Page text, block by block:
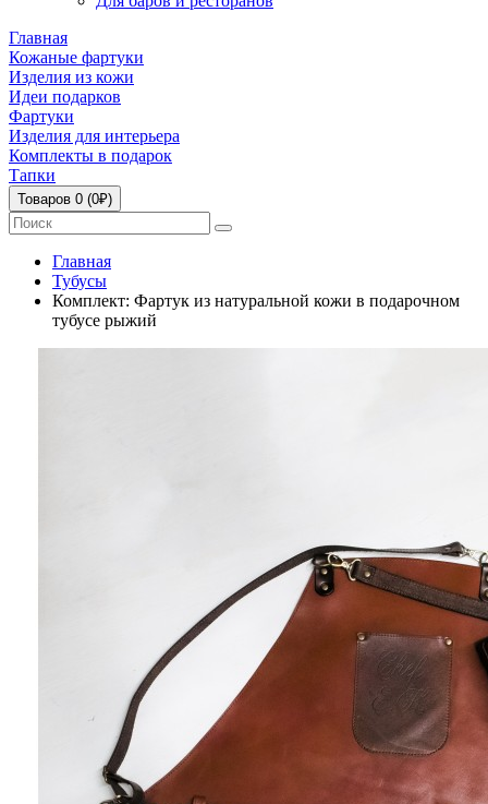
Главная
Кожаные фартуки
Изделия из кожи
Идеи подарков
Фартуки
Изделия для интерьера
Комплекты в подарок
Тапки
Товаров 0 (0₽)
Главная
Тубусы
Комплект: Фартук из натуральной кожи в подарочном
тубусе рыжий